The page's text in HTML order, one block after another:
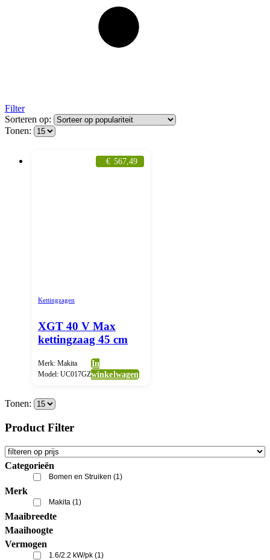
Filter
Sorteren op:
Tonen:
€ 567,49
Kettingzagen
XGT 40 V Max
kettingzaag 45 cm
Merk: Makita
Model: UC017GZ
In
winkelwagen
Tonen:
Product Filter
Categorieën
Bomen en Struiken (1)
Merk
Makita (1)
Maaibreedte
Maaihoogte
Vermogen
1.6/2.2 kW/pk (1)